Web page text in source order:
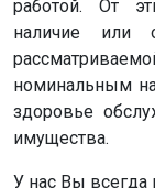
работой. От
наличие или
номинальным
здоровье
имущества.
У нас Вы всегда